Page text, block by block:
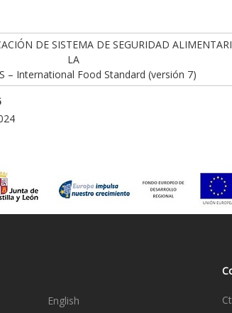
DE SISTEMA DE SEGURIDAD
LA
– International Food Standard (versión 7)
English